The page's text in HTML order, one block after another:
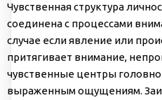
Чувственная структура
соединена с процессами
случае если явление или
притягивает внимание,
чувственные центры
выраженным ощущениям.